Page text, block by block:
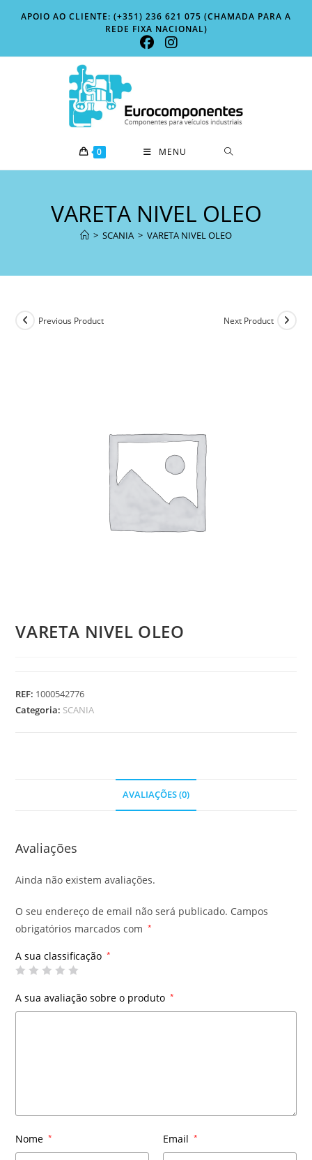
APOIO AO CLIENTE: (+351) 236 621 075 (CHAMADA PARA A
REDE FIXA NACIONAL)
0 MENU
VARETA NIVEL OLEO
> SCANIA > VARETA NIVEL OLEO
Previous Product Next Product
VARETA NIVEL OLEO
REF: 1000542776
Categoria: SCANIA
AVALIAÇÕES (0)
Avaliações
Ainda não existem avaliações.
O seu endereço de email não será publicado. Campos
obrigatórios marcados com
*
A sua classificação *
A sua avaliação sobre o produto *
Nome * Email *